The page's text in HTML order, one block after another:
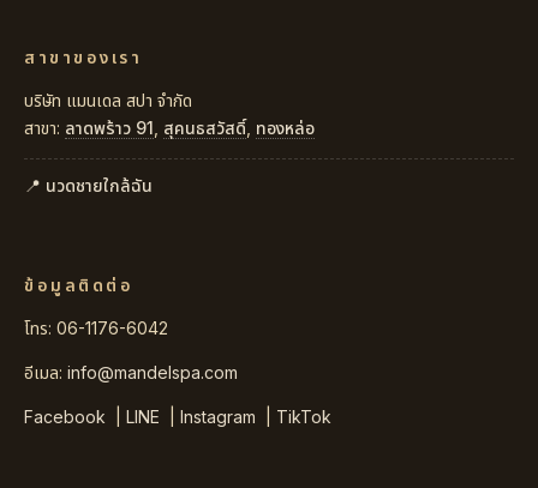
สาขาของเรา
บริษัท แมนเดล สปา จำกัด
สาขา: ลาดพร้าว 91, สุคนธสวัสดิ์, ทองหล่อ
📍 นวดชายใกล้ฉัน
ข้อมูลติดต่อ
โทร: 06-1176-6042
อีเมล: info@mandelspa.com
Facebook LINE Instagram TikTok